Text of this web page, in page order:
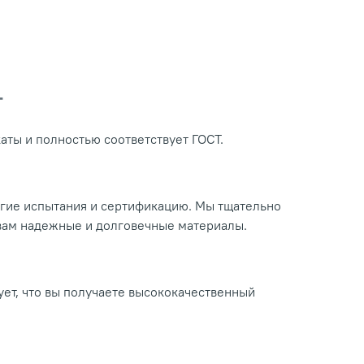
и полностью соответствует ГОСТ.
испытания и сертификацию. Мы тщательно
надежные и долговечные материалы.
что вы получаете высококачественный